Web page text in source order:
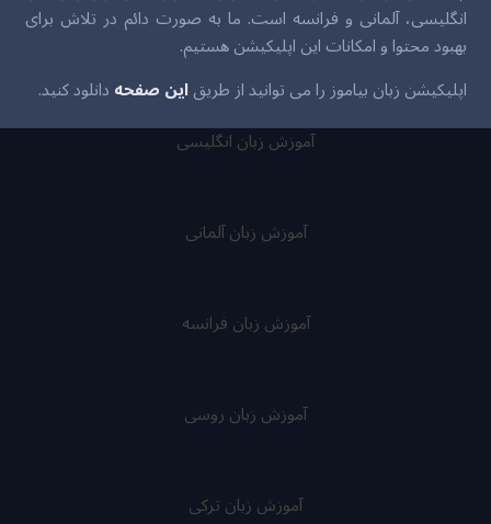
انگلیسی، آلمانی و فرانسه است. ما به صورت دائم در تلاش برای
بهبود محتوا و امکانات این اپلیکیشن هستیم.
اپلیکیشن زبان بیاموز را می توانید از طریقاین صفحهدانلود کنید.
آموزش زبان انگلیسی
آموزش زبان آلمانی
آموزش زبان فرانسه
آموزش زبان روسی
آموزش زبان ترکی